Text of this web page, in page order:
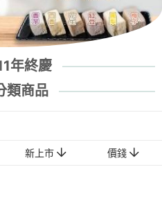
年終慶
類商品
新上市 價錢